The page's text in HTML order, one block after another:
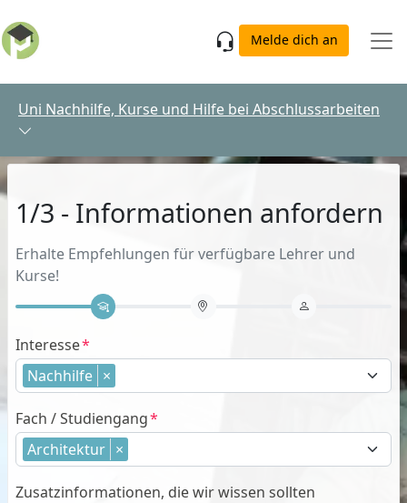
Melde dich an
Uni Nachhilfe, Kurse und Hilfe bei Abschlussarbeiten
1/3 - Informationen anfordern
Erhalte Empfehlungen für verfügbare Lehrer und
Kurse!
Interesse
Nachhilfe ×
Fach / Studiengang
Architektur ×
Zusatzinformationen, die wir wissen sollten